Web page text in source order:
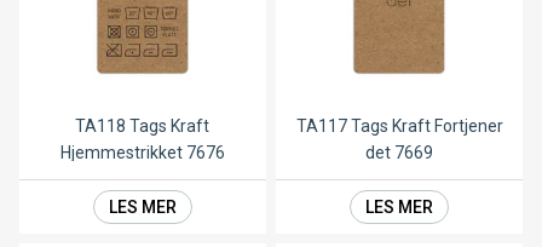
TA118 Tags Kraft
Hjemmestrikket 7676
LES MER
TA117 Tags Kraft Fortjener
det 7669
LES MER